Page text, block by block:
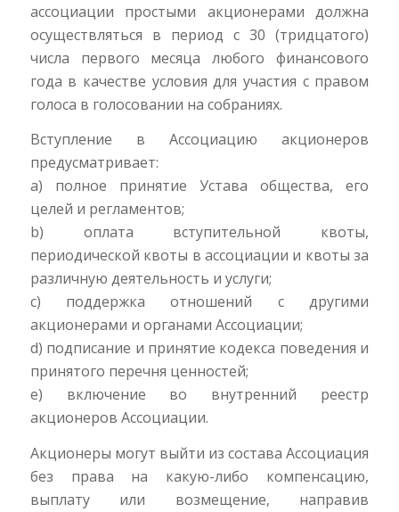
ассоциации простыми акционерами должна
осуществляться в период с 30 (тридцатого)
числа первого месяца любого финансового
года в качестве условия для участия с правом
голоса в голосовании на собраниях.
Вступление в Ассоциацию акционеров
предусматривает:
a) полное принятие Устава общества, его
целей и регламентов;
b) оплата вступительной квоты,
периодической квоты в ассоциации и квоты за
различную деятельность и услуги;
c) поддержка отношений с другими
акционерами и органами Ассоциации;
d) подписание и принятие кодекса поведения и
принятого перечня ценностей;
e) включение во внутренний реестр
акционеров Ассоциации.
Акционеры могут выйти из состава Ассоциация
без права на какую-либо компенсацию,
выплату или возмещение, направив